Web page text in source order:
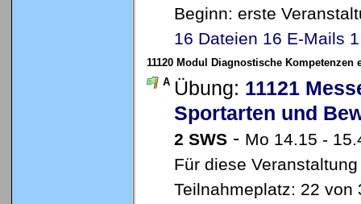
Beginn: erste
16 Dateien 16 E-Mails
11120 Modul Diagnostische Kompetenzen
A Übung: 11121
Sportarten und
2 SWS - Mo 14.15 -
Für diese
Teilnahmeplatz: 22 von